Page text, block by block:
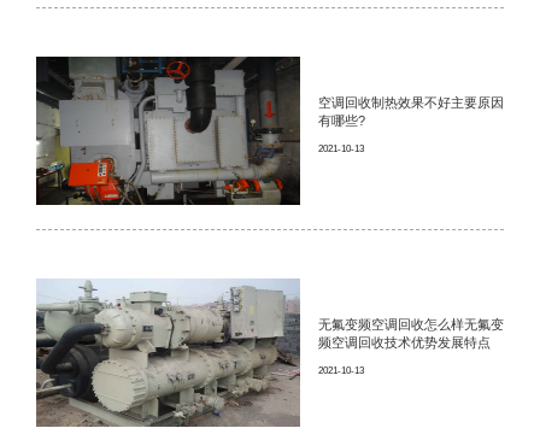
空调回收制热效果不好主要原因
有哪些?
2021-10-13
无氟变频空调回收怎么样无氟变
频空调回收技术优势发展特点
2021-10-13